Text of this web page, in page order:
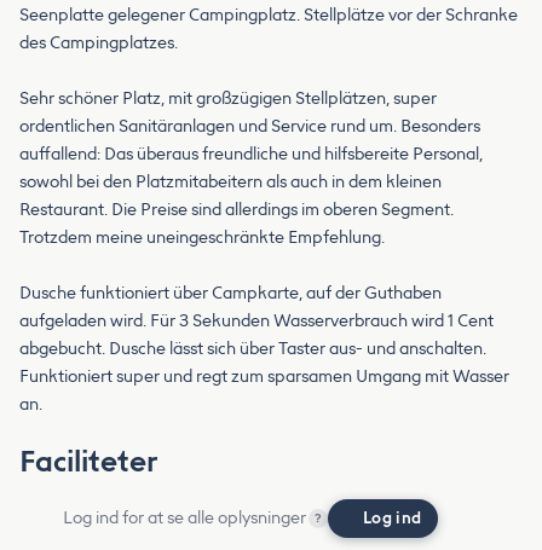
Seenplatte gelegener Campingplatz. Stellplätze vor der Schranke
des Campingplatzes.
Sehr schöner Platz, mit großzügigen Stellplätzen, super
ordentlichen Sanitäranlagen und Service rund um. Besonders
auffallend: Das überaus freundliche und hilfsbereite Personal,
sowohl bei den Platzmitabeitern als auch in dem kleinen
Restaurant. Die Preise sind allerdings im oberen Segment.
Trotzdem meine uneingeschränkte Empfehlung.
Dusche funktioniert über Campkarte, auf der Guthaben
aufgeladen wird. Für 3 Sekunden Wasserverbrauch wird 1 Cent
abgebucht. Dusche lässt sich über Taster aus- und anschalten.
Funktioniert super und regt zum sparsamen Umgang mit Wasser
an.
Faciliteter
Log ind for at se alle oplysninger ? Log ind